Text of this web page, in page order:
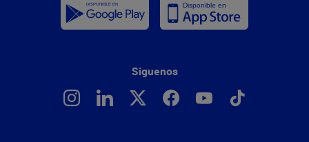
Síguenos